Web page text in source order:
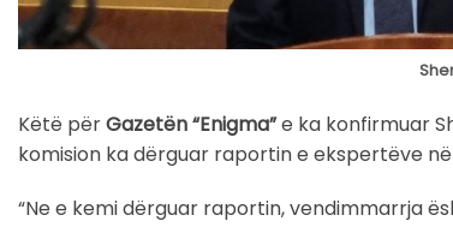
Këtë përGazetën “Enigma”e ka konfirmuar
komision ka dërguar raportin e ekspertëve
“Ne e kemi dërguar raportin, vendimmarrja